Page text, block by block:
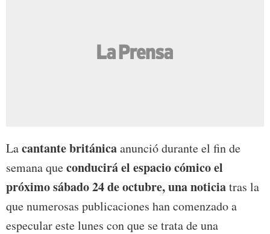
Lacantante británicaanunció durante el fin de
semana queconducirá el espacio cómico el
próximo sábado 24 de octubre, una noticiatras la
que numerosas publicaciones han comenzado a
especular este lunes con que se trata de una